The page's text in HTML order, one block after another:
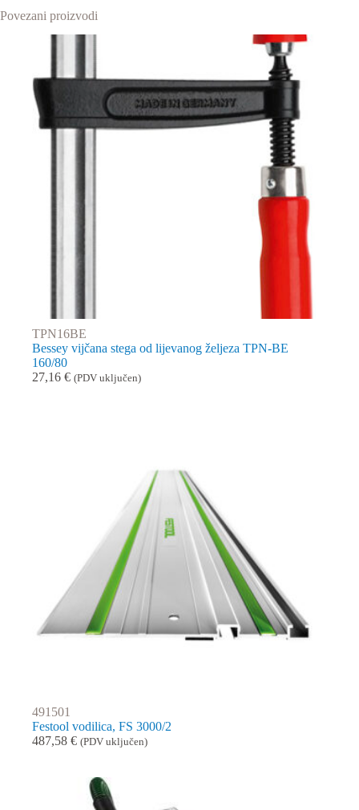
Povezani proizvodi
TPN16BE
Bessey vijčana stega od lijevanog željeza TPN-BE
160/80
27,16 € (PDV uključen)
491501
Festool vodilica, FS 3000/2
487,58 € (PDV uključen)